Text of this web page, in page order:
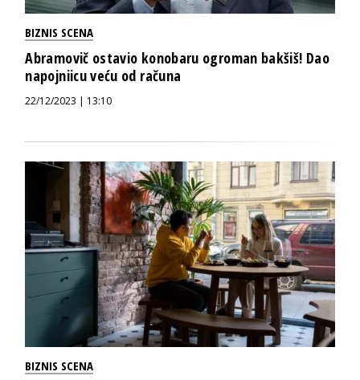
BIZNIS SCENA
Abramovič ostavio konobaru ogroman bakšiš! Dao
napojniicu veću od računa
22/12/2023 | 13:10
BIZNIS SCENA